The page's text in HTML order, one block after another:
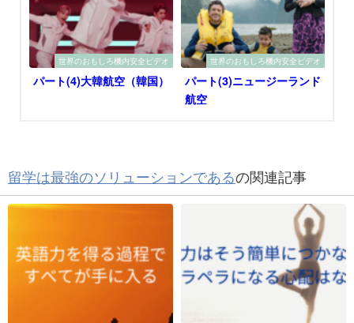
世界のおもしろ機内安全ビデオ
パート(4)大韓航空（韓国）
世界のおもしろ機内安全ビデオ
パート(3)ニュージーランド
航空
留学は最強のソリューションであるの関連記事